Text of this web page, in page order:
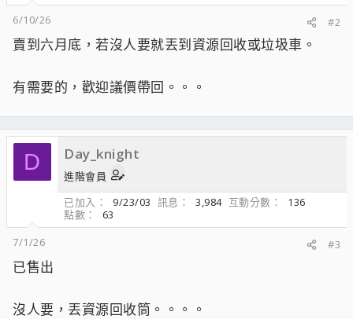
6/10/26
#2
賣到六月底，若沒人要就丟到資源回收或垃圾車。
有需要的，歡迎議價帶回。。。
D Day_knight
進階會員
已加入
9/23/03 訊息 3,984 互動分數
136
點數
63
7/1/26
#3
已售出
沒人要，丟資源回收筒。。。。